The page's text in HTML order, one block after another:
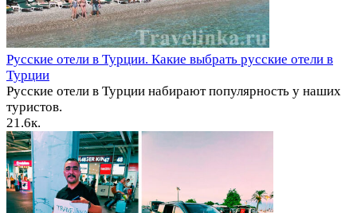
Русские отели в Турции. Какие выбрать русские отели в
Турции
Русские отели в Турции набирают популярность у наших
туристов.
21.6к.